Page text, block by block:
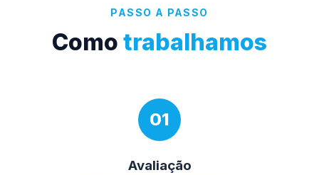
PASSO A PASSO
Como trabalhamos
01
Avaliação